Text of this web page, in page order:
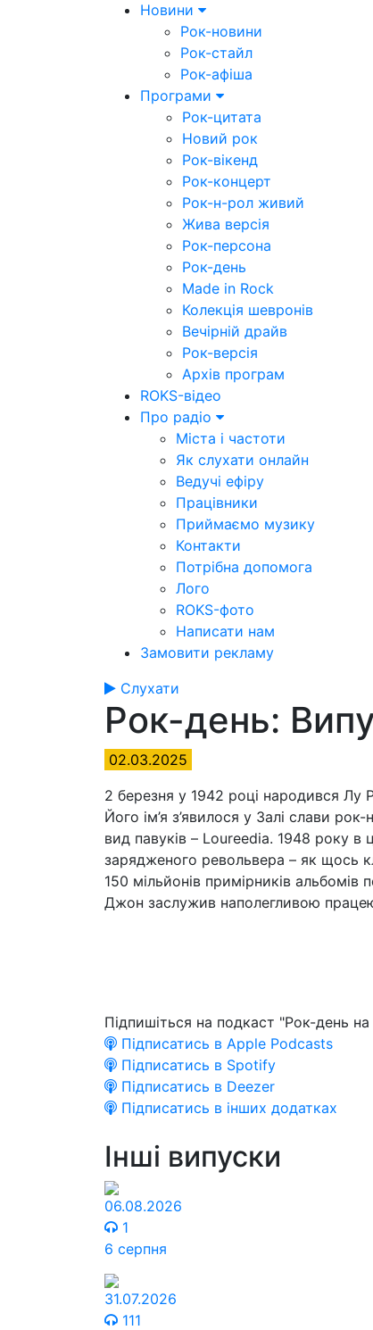
Новини
Рок-новини
Рок-стайл
Рок-афіша
Програми
Рок-цитата
Новий рок
Рок-вікенд
Рок-концерт
Рок-н-рол живий
Жива версія
Рок-персона
Рок-день
Made in Rock
Колекція шевронів
Вечірній драйв
Рок-версія
Архів програм
ROKS-відео
Про радіо
Міста і частоти
Як слухати онлайн
Ведучі ефіру
Працівники
Приймаємо музику
Контакти
Потрібна допомога
Лого
ROKS-фото
Написати нам
Замовити рекламу
Слухати
Рок-день:
02.03.2025
2 березня у 1942 році народився Лу
Його ім’я з’явилося у Залі слави
вид павуків – Loureedia. 1948 року в
зарядженого револьвера – як щось
150 мільйонів примірників
Джон заслужив наполегливою
Підпишіться на подкаст "Рок-день на
Підписатись в Apple Podcasts
Підписатись в Spotify
Підписатись в Deezer
Підписатись в інших додатках
Інші випуски
06.08.2026
1
6 серпня
31.07.2026
111